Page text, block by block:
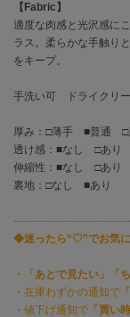
emmi
エミ
emmi atelier
ETRÉ TOKYO
エトレトウキョウ
アイ
FILA
フィラ
【Fabric】
適度な肉感と光沢感に
ラス。柔らかな手触り
をキープ。
手洗い可 ドライクリ
厚み：□薄手 ■普通 □
透け感：■なし □あり
伸縮性：■なし □あり
裏地：□なし ■あり
◆迷ったら“♡”でお気
・ 「あとで見たい」「
・在庫わずかの通知で
・値下げ通知で 「買い